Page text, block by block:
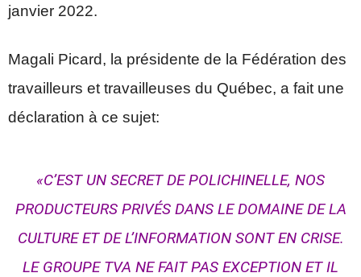
janvier 2022.
Magali Picard, la présidente de la Fédération des
travailleurs et travailleuses du Québec, a fait une
déclaration à ce sujet:
«C’EST UN SECRET DE POLICHINELLE, NOS
PRODUCTEURS PRIVÉS DANS LE DOMAINE DE LA
CULTURE ET DE L’INFORMATION SONT EN CRISE.
LE GROUPE TVA NE FAIT PAS EXCEPTION ET IL